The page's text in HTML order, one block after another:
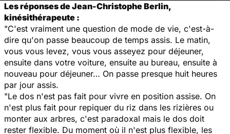
Les réponses de Jean-Christophe Berlin,
kinésithérapeute :
"C'est vraiment une question de mode de vie, c'est-à-
dire qu'on passe beaucoup de temps assis. Le matin,
vous vous levez, vous vous asseyez pour déjeuner,
ensuite dans votre voiture, ensuite au bureau, ensuite à
nouveau pour déjeuner… On passe presque huit heures
par jour assis.
"Le dos n'est pas fait pour vivre en position assise. On
n'est plus fait pour repiquer du riz dans les rizières ou
monter aux arbres, c'est paradoxal mais le dos doit
rester flexible. Du moment où il n'est plus flexible, les